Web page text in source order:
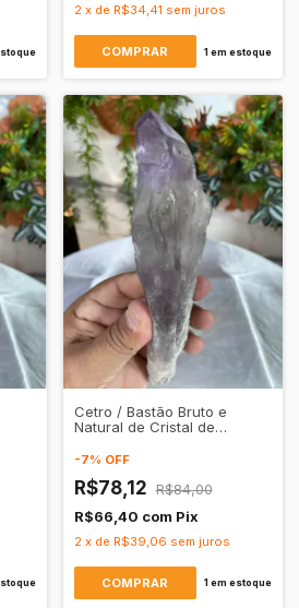
2 x de R$34,41 sem juros
1 em estoque
Cetro / Bastão Bruto e
Natural de Cristal de
Transparente
-7% OFF
R$78,12 R$84,00
R$66,40 com Pix
2 x de R$39,06 sem juros
1 em estoque